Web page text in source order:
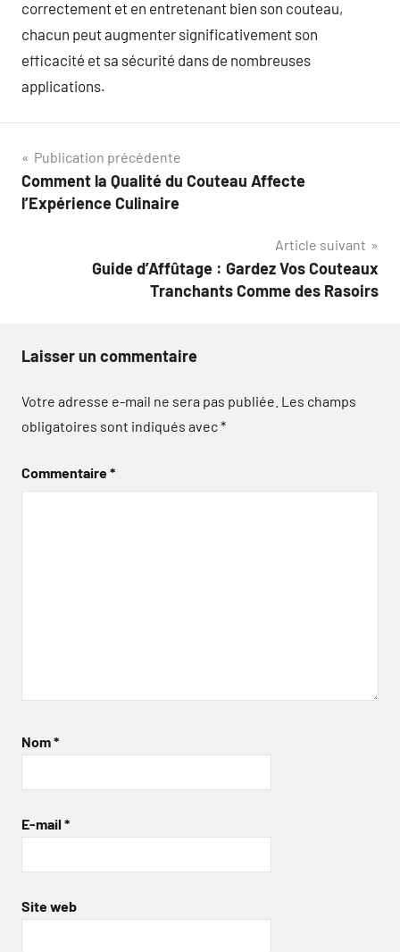
correctement et en entretenant bien son couteau,
chacun peut augmenter significativement son
efficacité et sa sécurité dans de nombreuses
applications.
Navigation
de
Publication précédente
Comment la Qualité du Couteau Affecte
l’Expérience Culinaire
Article suivant
Guide d’Affûtage : Gardez Vos Couteaux
Tranchants Comme des Rasoirs
Laisser un commentaire
Votre adresse e-mail ne sera pas publiée. Les champs
obligatoires sont indiqués avec*
Commentaire*
Nom*
E-mail *
Site web